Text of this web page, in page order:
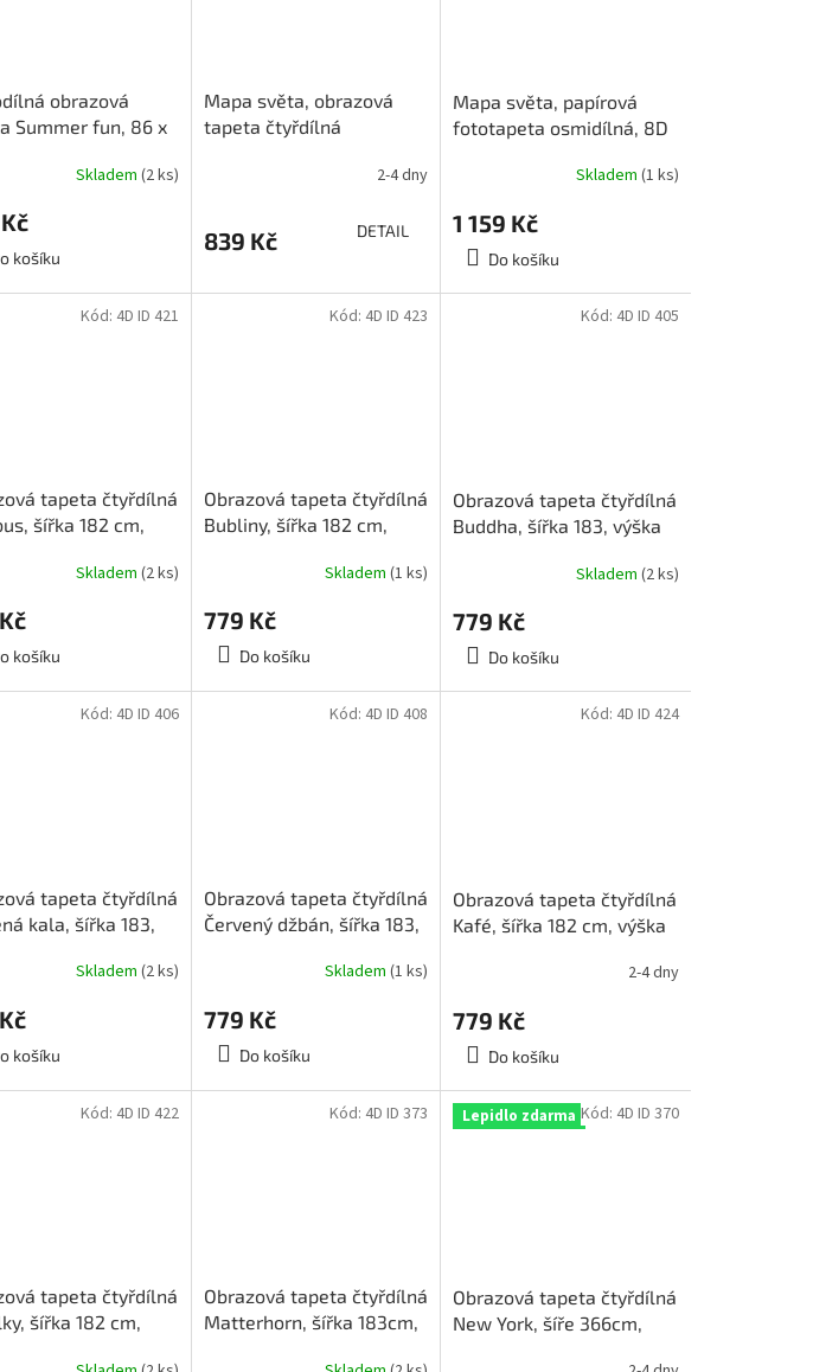
obrazová
Summer fun, 86 x
Skladem (2 ks)
košíku
Mapa světa, obrazová
tapeta čtyřdílná
2-4 dny
839 Kč DETAIL
Mapa světa, papírová
fototapeta osmidílná, 8D
skladem poslední 1ks
Skladem (1 ks)
1 159 Kč
Do košíku
tapeta čtyřdílná
šířka 182 cm,
Skladem (2 ks)
košíku
Kód: 4D ID 421
Obrazová tapeta čtyřdílná
Bubliny, šířka 182 cm,
Skladem(1 ks)
779 Kč
Do košíku
Kód: 4D ID 423
Obrazová tapeta čtyřdílná
Buddha, šířka 183, výška
Skladem (2 ks)
779 Kč
Do košíku
Kód: 4D ID 405
tapeta čtyřdílná
kala, šířka 183,
Skladem (2 ks)
košíku
Kód: 4D ID 406
Obrazová tapeta čtyřdílná
Červený džbán, šířka 183,
Skladem(1 ks)
779 Kč
Do košíku
Kód: 4D ID 408
Obrazová tapeta čtyřdílná
Kafé, šířka 182 cm, výška
2-4 dny
779 Kč
Do košíku
Kód: 4D ID 424
tapeta čtyřdílná
šířka 182 cm,
Kód: 4D ID 422
Obrazová tapeta čtyřdílná
Matterhorn, šířka 183cm,
Kód: 4D ID 373 Lepidlo zdarma
Obrazová tapeta čtyřdílná
New York, šíře 366cm,
Kód: 4D ID 370